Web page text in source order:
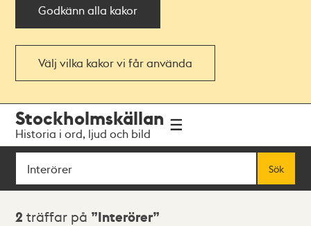
Godkänn alla kakor
Välj vilka kakor vi får använda
navigationen
huvudinnehållet
Stockholmskällan
Historia i ord, ljud och bild
Sök
Sök
Sökresultat
2 träffar på Interörer